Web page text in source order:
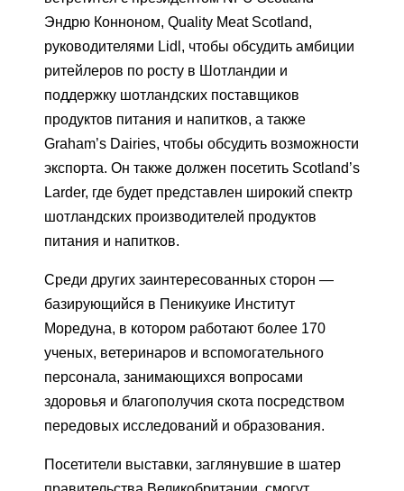
Эндрю Конноном, Quality Meat Scotland,
руководителями Lidl, чтобы обсудить амбиции
ритейлеров по росту в Шотландии и
поддержку шотландских поставщиков
продуктов питания и напитков, а также
Graham’s Dairies, чтобы обсудить возможности
экспорта. Он также должен посетить Scotland’s
Larder, где будет представлен широкий спектр
шотландских производителей продуктов
питания и напитков.
Среди других заинтересованных сторон —
базирующийся в Пеникуике Институт
Моредуна, в котором работают более 170
ученых, ветеринаров и вспомогательного
персонала, занимающихся вопросами
здоровья и благополучия скота посредством
передовых исследований и образования.
Посетители выставки, заглянувшие в шатер